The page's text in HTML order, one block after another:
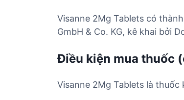
Visanne 2Mg Tablets có
GmbH & Co. KG, kê khai bởi
Điều kiện mua thuốc
Visanne 2Mg Tablets là